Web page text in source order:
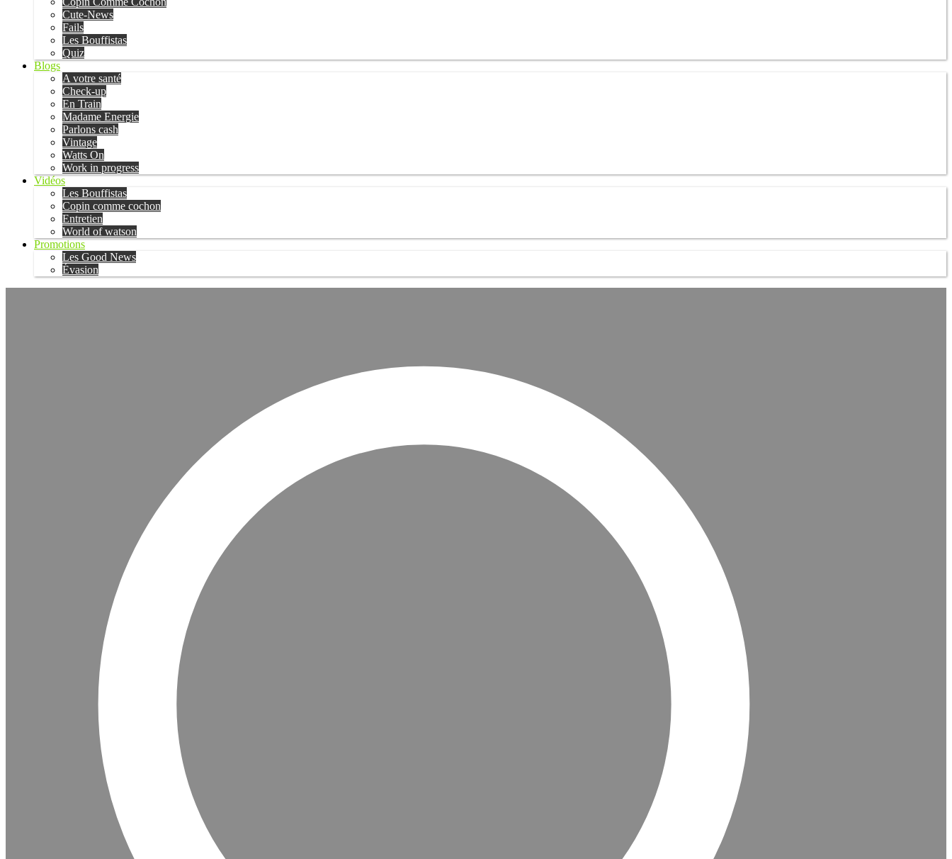
Cute-News
Fails
Les Bouffistas
Quiz
Blogs
A votre santé
Check-up
En Train
Madame Energie
Parlons cash
Vintage
Watts On
Work in progress
Vidéos
Les Bouffistas
Copin comme cochon
Entretien
World of watson
Promotions
Les Good News
Évasion